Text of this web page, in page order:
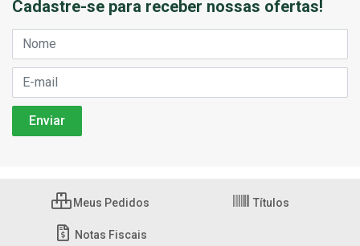
Cadastre-se para receber nossas ofertas!
Meus Pedidos Títulos
Notas Fiscais